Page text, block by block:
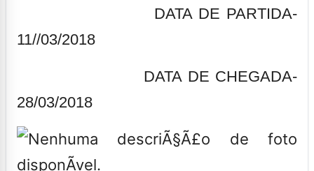
DATA DE PARTIDA-
11//03/2018
DATA DE CHEGADA-
28/03/2018